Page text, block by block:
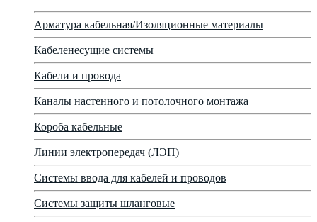
Арматура кабельная/Изоляционные материалы
Кабеленесущие системы
Кабели и провода
Каналы настенного и потолочного монтажа
Короба кабельные
Линии электропередач (ЛЭП)
Системы ввода для кабелей и проводов
Системы защиты шланговые